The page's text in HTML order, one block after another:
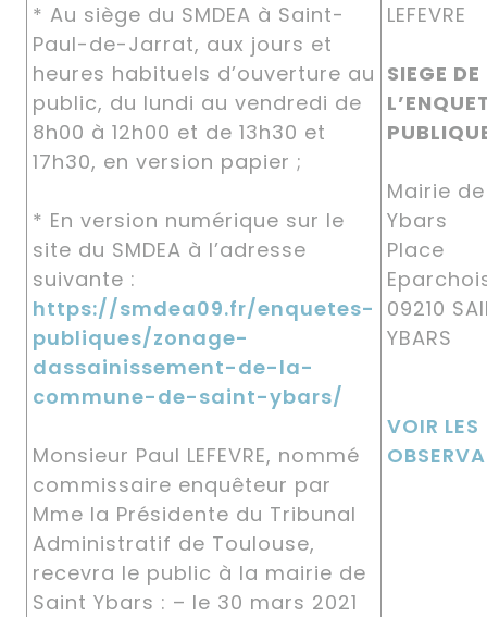
* Au siège du SMDEA à Saint-
Paul-de-Jarrat, aux jours et
heures habituels d’ouverture au
public, du lundi au vendredi de
8h00 à 12h00 et de 13h30 et
17h30, en version papier ;
* En version numérique sur le
site du SMDEA à l’adresse
suivante :
https://smdea09.fr/enquetes-
publiques/zonage-
dassainissement-de-la-
commune-de-saint-ybars/
Monsieur Paul LEFEVRE, nommé
commissaire enquêteur par
Mme la Présidente du Tribunal
Administratif de Toulouse,
recevra le public à la mairie de
Saint Ybars : – le 30 mars 2021
LEFEVRE
SIEGE DE
Mairie
Ybars
Place
09210
YBARS
VOIR LES